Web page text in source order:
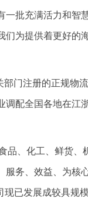
一批充满活力和智
为提供着更好的
部门注册的正规物
配全国各地在江
品、化工、鲜货
务、效益、为核
已发展成较具规